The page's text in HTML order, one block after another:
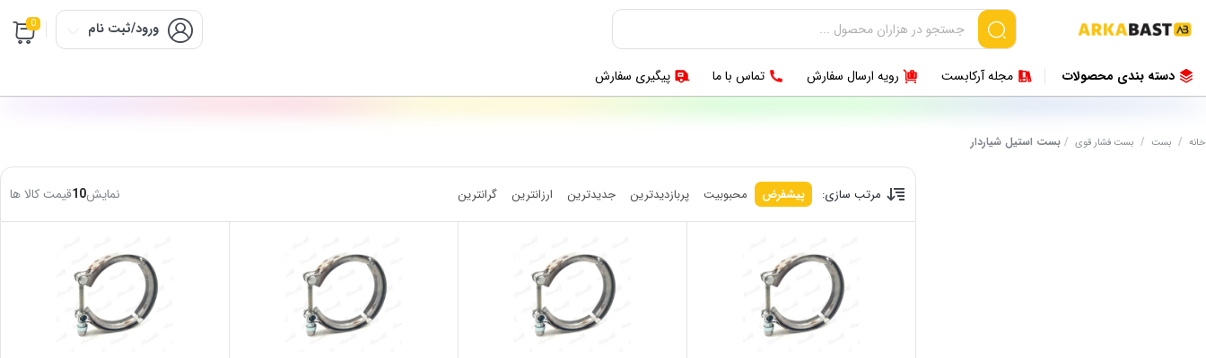
ورود/ثبت نام 0
دسته بندی محصولات مجله آرکابست رویه ارسال سفارش تماس با ما پیگیری سفارش
خانه / بست / بست فشار قوی / بست استیل شیاردار
مرتب سازی: پیشفرض محبوبیت پربازدیدترین جدیدترین ارزانترین گرانترین نمایش10قیمت کالا ها